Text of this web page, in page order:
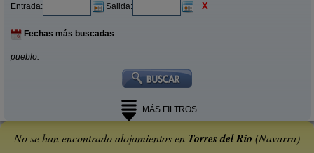
Entrada: Salida: X
Fechas más buscadas
pueblo:
MÁS FILTROS
No se han encontrado alojamientos en Torres del Rio (Navarra)